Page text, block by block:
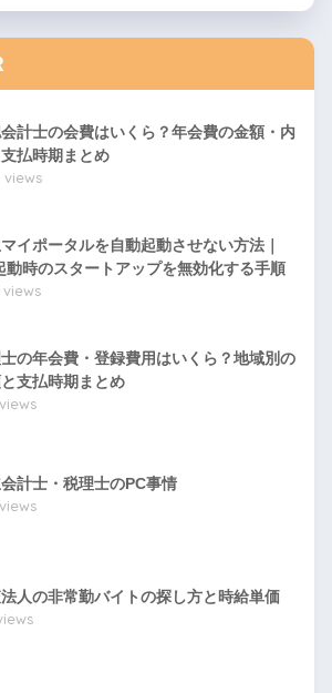
計士の会費はいくら？年会費の金額・内
払時期まとめ
views
イポータルを自動起動させない方法｜
動時のスタートアップを無効化する手順
views
の年会費・登録費用はいくら？地域別の
支払時期まとめ
計士・税理士のPC事情
人の非常勤バイトの探し方と時給単価